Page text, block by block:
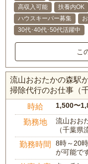
高収入可能 扶養内OK
ハウスキーパー募集
30代･40代･50代活躍中
こ
流山おおたかの森駅
掃除代行のお仕事（
時給 1,500〜
勤務地
流山おお
（千葉県
勤務時間
8時～20
が可能で